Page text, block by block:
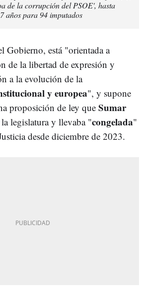
de la corrupción del PSOE', hasta
años para 94 imputados
Gobierno, está "orientada a
de la libertad de expresión y
a la evolución de la
y europea", y supone
proposición de ley que Sumar
legislatura y llevaba "congelada"
desde diciembre de 2023.